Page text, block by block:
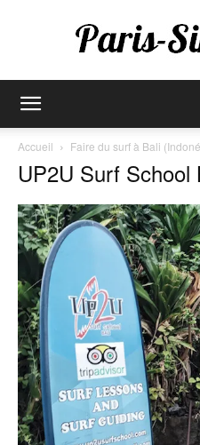
Accueil Faire du surf à Bali
UP2U Surf School